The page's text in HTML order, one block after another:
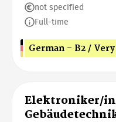
not specified
Full-time
German - B2 /
Elektroniker/